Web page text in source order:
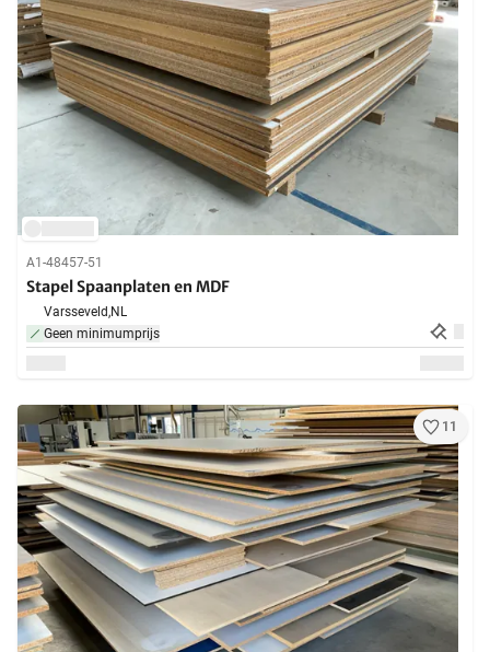
A1-48457-51
Stapel Spaanplaten en MDF
Varsseveld,NL
Geen minimumprijs
11